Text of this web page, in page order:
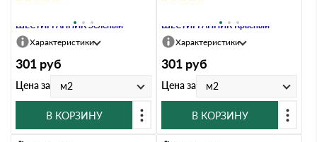
ШЕСТИГРАННИК Зелёный
Характеристики
301 руб
Цена за м2
В КОРЗИНУ
ШЕСТИГРАННИК Красный
Характеристики
301 руб
Цена за м2
В КОРЗИНУ